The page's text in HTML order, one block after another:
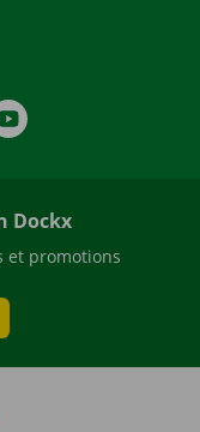
Dockx
et promotions